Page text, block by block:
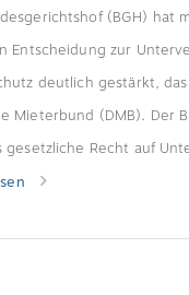
(BGH) hat
Entscheidung zur
deutlich gestärkt,
Mieterbund (DMB). Der
gesetzliche Recht auf
missbraucht werden
die Mietpreisbremse